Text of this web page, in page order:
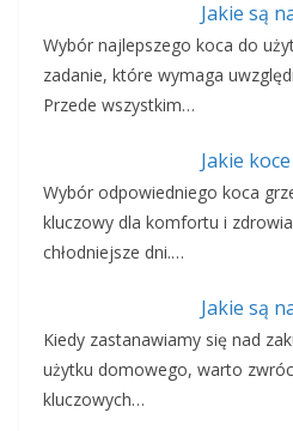
Jakie są
Wybór najlepszego koca do
zadanie, które wymaga
Przede wszystkim…
Jakie
Wybór odpowiedniego koca
kluczowy dla komfortu i
chłodniejsze dni.…
Jakie są
Kiedy zastanawiamy się nad
użytku domowego, warto
kluczowych…